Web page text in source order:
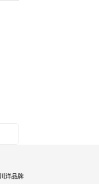
川洋品牌